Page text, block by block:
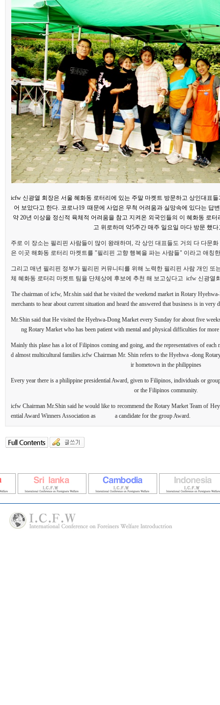
icfw 신광열 회장은 서울 혜화동 로터리에 있는 주말 마켓트 방문하고 상인대표
어 보았다고 한다. 코로나19 때문에 사업은 무척 어려움과 실망속에 있다는 답
약 20년 이상을 정신적 육체적 어려움을 참고 지켜온 외국인들의 이 혜화동 로
고 위로하며 약5주간 매주 일요일 마다 방문 했다
주로 이 장소는 필리핀 사람들이 많이 왕래하며, 각 상인 대표들도 거의 다 다문
은 이곳 해화동 로터리 마켓트를 "필리핀 고향 행복을 파는 사람들" 이라고 애칭
그리고 매년 필리핀 정부가 필리핀 커뮤니티를 위해 노력한 필리핀 사람 개인 또
체 혜화동 로터리 마켓트 팀을 단체상에 후보에 추천 해 보고싶다고 icfw 신광열
The chairman of icfw, Mr.shin said that he visited the weekend market in Rotary
merchants to hear about current situation and heard the answered that business is in
Mr.Shin said that He visited the Hyehwa-Dong Market every Sunday for about five
ng Rotary Market who has been patient with mental and physical difficulties for
Mainly this plase has a lot of Filipinos coming and going, and the representatives of
d almost multicultural families.icfw Chairman Mr. Shin refers to the Hyehwa -dong
ir hometown in the philippines
Every year there is a philippine presidential Award, given to Filipinos, individuals or
or the Filipinos community.
icfw Chairman Mr.Shin said he would like to recommend the Rotary Market Teamof
ential Award Winners Association as a candidate for the group Award.